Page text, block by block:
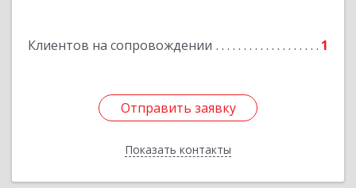
Клиентов на сопровождении 1
Отправить заявку
Показать контакты
Отправить заявку
Назад